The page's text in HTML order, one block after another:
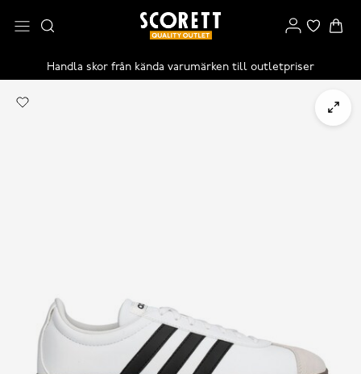
Handla skor från kända varumärken till outletpriser